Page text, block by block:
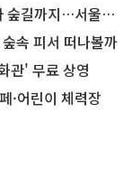
서울둘레길 15코스
속 피서 떠나볼까
관' 무료 상영
·어린이 체력장